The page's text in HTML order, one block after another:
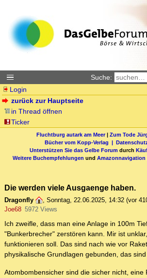
Suche:
Login
zurück zur Hauptseite
in Thread öffnen
Ticker
Fluchtburg autark am Meer| Zum Tode
Bücher vom Kopp-Verlag |
Unterstützen Sie das Gelbe Forum durch
Weitere Buchempfehlungen und Amazonnavigation
Die werden viele Ausgaenge haben.
Dragonfly , Sonntag, 22.06.2025, 14:32 (vor
Joe68 5972 Views
Ich zweifle, dass man eine Anlage in 100m
"Bunkerbrecher" zerstören kann. Mir ist
funktionieren soll. Das sind nach wie vor
physikalische Grundlagen gebunden, das
Atombombensicher sind die sicher nicht, eine